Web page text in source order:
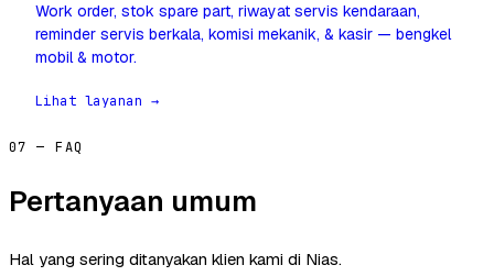
Work order, stok spare part, riwayat servis kendaraan,
reminder servis berkala, komisi mekanik, & kasir — bengkel
mobil & motor.
Lihat layanan →
07 — FAQ
Pertanyaan umum
Hal yang sering ditanyakan klien kami di Nias.